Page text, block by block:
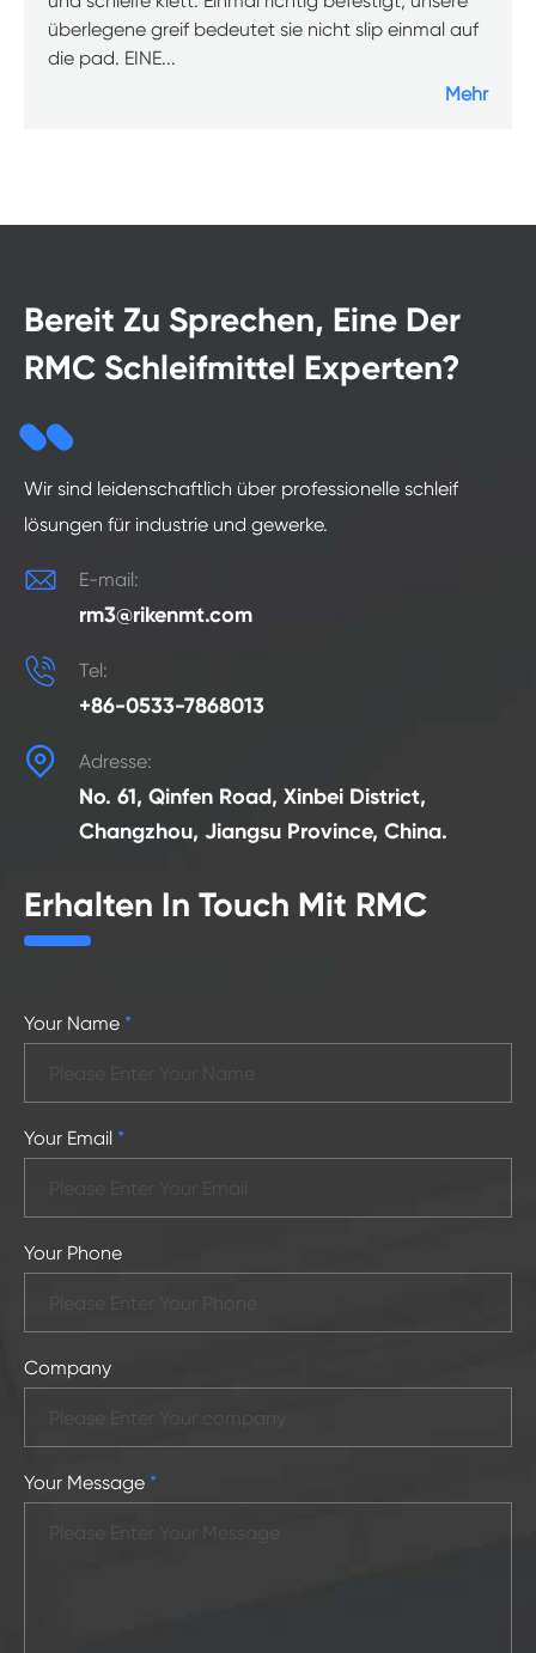
überlegene greif bedeutet sie nicht slip einmal auf
die pad. EINE...
Mehr
Bereit Zu Sprechen, Eine Der
RMC Schleifmittel Experten?
Wir sind leidenschaftlich über professionelle schleif
lösungen für industrie und gewerke.
 E-mail:
rm3@rikenmt.com
 Tel:
+86-0533-7868013
 Adresse:
No. 61, Qinfen Road, Xinbei District,
Changzhou, Jiangsu Province, China.
Erhalten In Touch Mit RMC
Your Name *
Your Email *
Your Phone
Company
Your Message *